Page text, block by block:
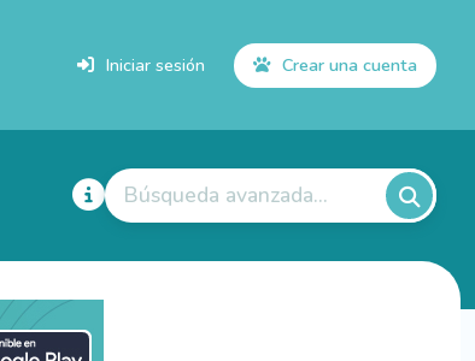
Iniciar sesión Crear una cuenta
Búsqueda avanzada...